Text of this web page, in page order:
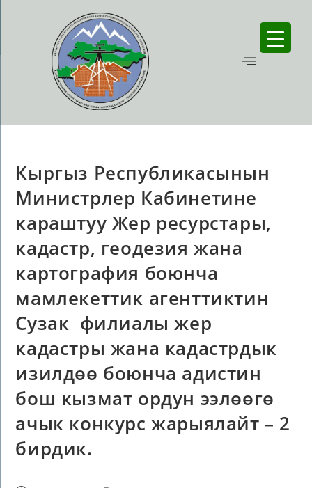
Кыргыз Республикасынын
Министрлер Кабинетине
караштуу Жер ресурстары,
кадастр, геодезия жана
картография боюнча
мамлекеттик агенттиктин
Сузак филиалы жер
кадастры жана кадастрдык
изилдөө боюнча адистин
бош кызмат ордун ээлөөгө
ачык конкурс жарыялайт – 2
бирдик.